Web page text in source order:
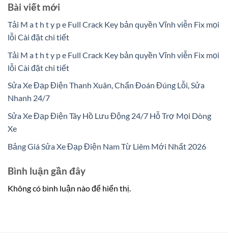
Bài viết mới
Tải M a t h t y p e Full Crack Key bản quyền Vĩnh viễn Fix mọi
lỗi Cài đặt chi tiết
Tải M a t h t y p e Full Crack Key bản quyền Vĩnh viễn Fix mọi
lỗi Cài đặt chi tiết
Sửa Xe Đạp Điện Thanh Xuân, Chẩn Đoán Đúng Lỗi, Sửa
Nhanh 24/7
Sửa Xe Đạp Điện Tây Hồ Lưu Động 24/7 Hỗ Trợ Mọi Dòng
Xe
Bảng Giá Sửa Xe Đạp Điện Nam Từ Liêm Mới Nhất 2026
Bình luận gần đây
Không có bình luận nào để hiển thị.